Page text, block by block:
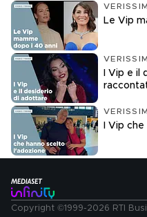
Le Vip
I Vip e
I Vip
Copyright ©1999-2026 RTI